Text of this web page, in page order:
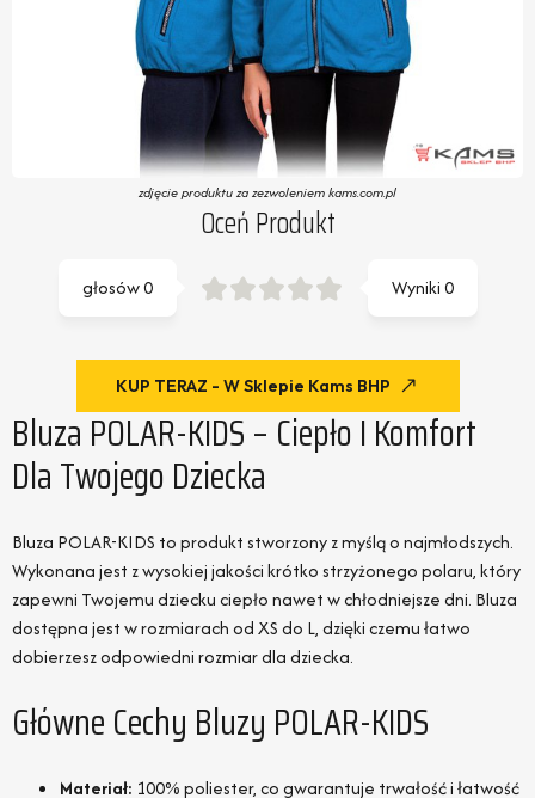
zdjęcie produktu za zezwoleniem kams.com.pl
Oceń Produkt
Wyniki0
głosów0
KUP TERAZ - W Sklepie Kams BHP
Bluza POLAR-KIDS – Ciepło I Komfort
Dla Twojego Dziecka
Bluza POLAR-KIDS to produkt stworzony z myślą o najmłodszych.
Wykonana jest z wysokiej jakości krótko strzyżonego polaru, który
zapewni Twojemu dziecku ciepło nawet w chłodniejsze dni. Bluza
dostępna jest w rozmiarach od XS do L, dzięki czemu łatwo
dobierzesz odpowiedni rozmiar dla dziecka.
Główne Cechy Bluzy POLAR-KIDS
Materiał: 100% poliester, co gwarantuje trwałość i łatwość